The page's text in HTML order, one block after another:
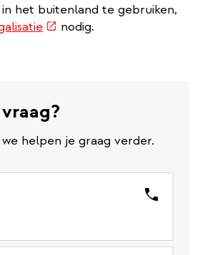
het buitenland te gebruiken,
(externe
nodig.
helpen je graag verder.